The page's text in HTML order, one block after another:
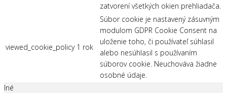
zatvorení všetkých okien prehliadača.
viewed_cookie_policy 1 rok
Súbor cookie je nastavený zásuvným
modulom GDPR Cookie Consent na
uloženie toho, či používateľ súhlasil
alebo nesúhlasil s používaním
súborov cookie. Neuchováva žiadne
osobné údaje.
Iné